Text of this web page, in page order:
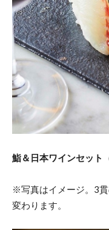
鮨＆日本ワインセット
※写真はイメージ。3
変わります。